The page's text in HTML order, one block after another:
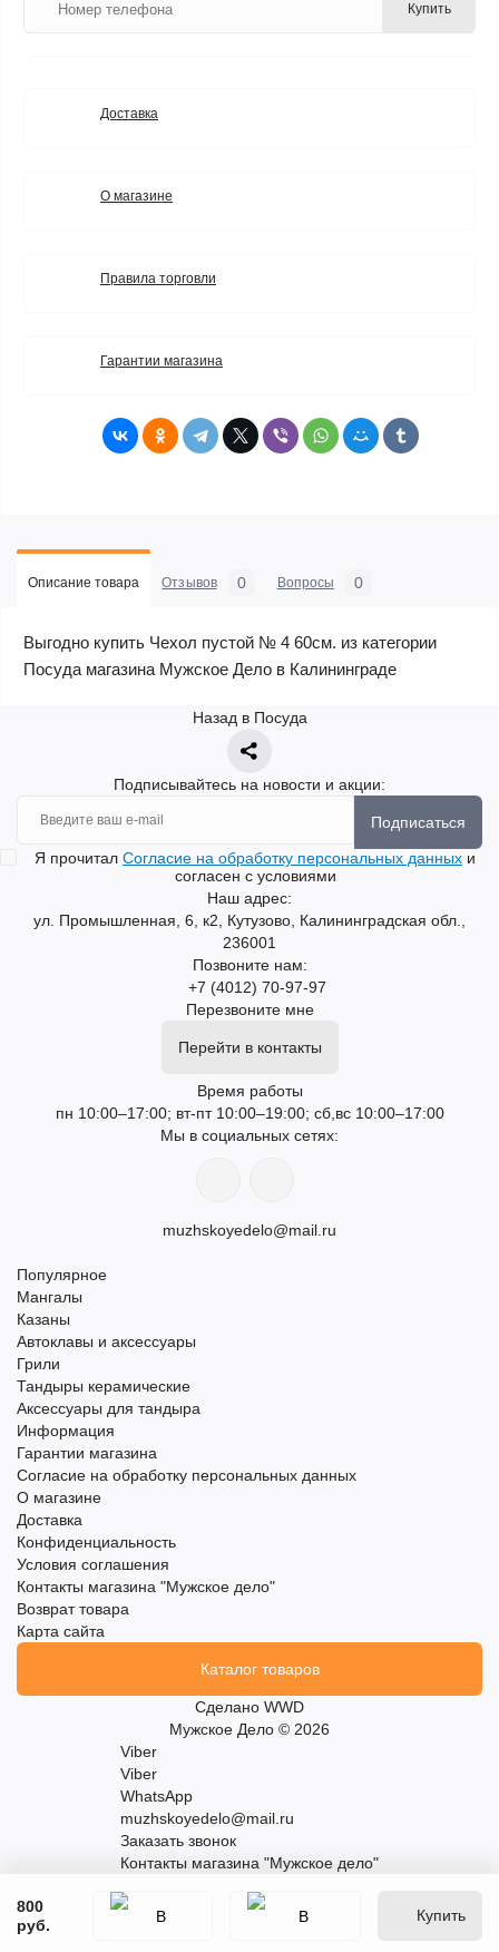
800
руб.
Купить
Купить
Доставка
О магазине
Правила торговли
Гарантии магазина
Описание товара Отзывов 0 Вопросы 0
Выгодно купить Чехол пустой № 4 60см. из категории
Посуда магазина Мужское Дело в Калининграде
Назад в Посуда
Подписывайтесь на новости и акции:
Подписаться
Я прочитал Согласие на обработку персональных данных и
согласен с условиями
Наш адрес:
ул. Промышленная, 6, к2, Кутузово, Калининградская обл.,
236001
Позвоните нам:
+7 (4012) 70-97-97
Перезвоните мне
Перейти в контакты
Время работы
пн 10:00–17:00; вт-пт 10:00–19:00; сб,вс 10:00–17:00
Мы в социальных сетях:
muzhskoyedelo@mail.ru
Популярное
Мангалы
Казаны
Автоклавы и аксессуары
Грили
Тандыры керамические
Аксессуары для тандыра
Информация
Гарантии магазина
Согласие на обработку персональных данных
О магазине
Доставка
Конфиденциальность
Условия соглашения
Контакты магазина "Мужское дело"
Возврат товара
Карта сайта
Каталог товаров
Сделано WWD
Мужское Дело © 2026
Viber
Viber
WhatsApp
muzhskoyedelo@mail.ru
Заказать звонок
Контакты магазина "Мужское дело"